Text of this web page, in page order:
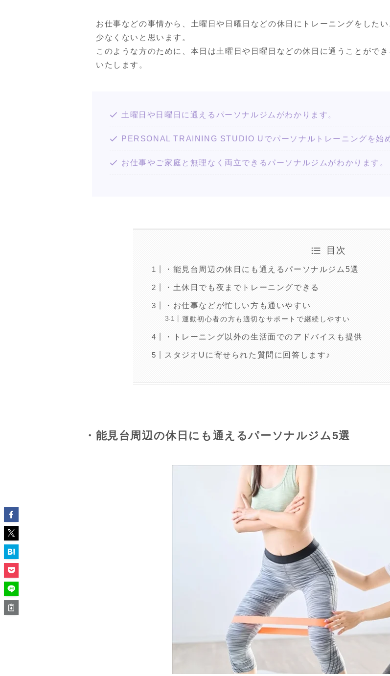
お仕事などの事情から、土曜日や日曜日などの休日にトレーニングをした
少なくないと思います。
このような方のために、本日は土曜日や日曜日などの休日に通うことがで
土曜日や日曜日に通えるパーソナルジムがわかります。
PERSONAL TRAINING STUDIO Uでパーソナルトレーニングを始
お仕事やご家庭と無理なく両立できるパーソナルジムがわかります。
目次
・能見台周辺の休日にも通えるパーソナルジム5選
・土休日でも夜までトレーニングできる
・お仕事などが忙しい方も通いやすい
運動初心者の方も適切なサポートで継続しやすい
・トレーニング以外の生活面でのアドバイスも提供
スタジオUに寄せられた質問に回答します♪
・能見台周辺の休日にも通えるパーソナルジム5選